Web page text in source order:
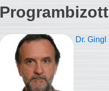
Dr. Gingl